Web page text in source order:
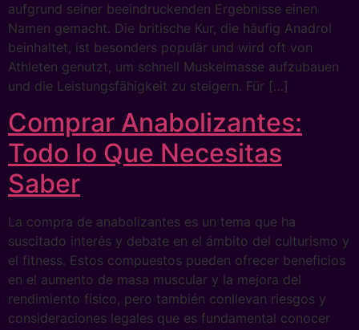
aufgrund seiner beeindruckenden Ergebnisse einen
Namen gemacht. Die britische Kur, die häufig Anadrol
beinhaltet, ist besonders populär und wird oft von
Athleten genutzt, um schnell Muskelmasse aufzubauen
und die Leistungsfähigkeit zu steigern. Für […]
Comprar Anabolizantes:
Todo lo Que Necesitas
Saber
La compra de anabolizantes es un tema que ha
suscitado interés y debate en el ámbito del culturismo y
el fitness. Estos compuestos pueden ofrecer beneficios
en el aumento de masa muscular y la mejora del
rendimiento físico, pero también conllevan riesgos y
consideraciones legales que es fundamental conocer